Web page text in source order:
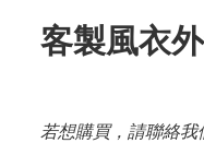
客製風衣
若想購買，請聯絡我